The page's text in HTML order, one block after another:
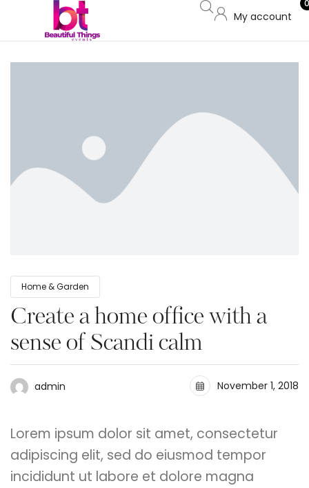
My account
0
Home & Garden
Create a home office with a
sense of Scandi calm
admin November 1, 2018
Lorem ipsum dolor sit amet, consectetur
adipiscing elit, sed do eiusmod tempor
incididunt ut labore et dolore magna